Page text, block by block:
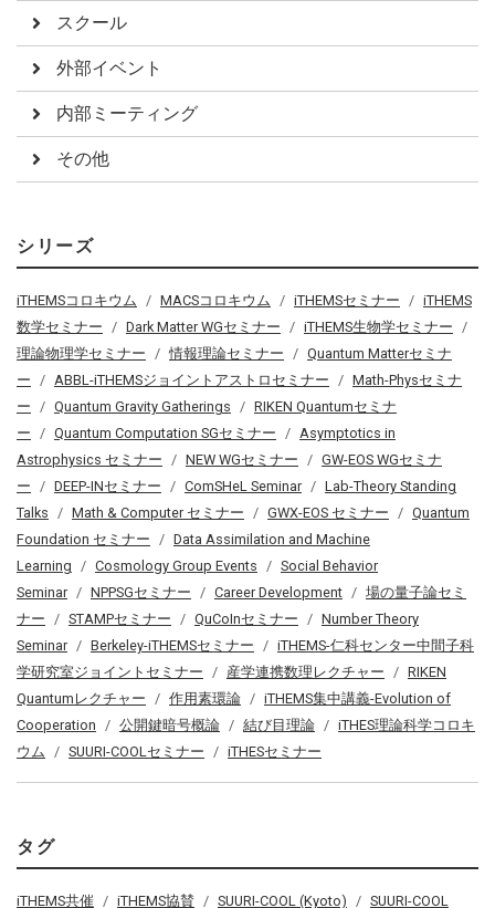
スクール
外部イベント
内部ミーティング
その他
シリーズ
iTHEMSコロキウム MACSコロキウム iTHEMSセミナー
iTHEMS
数学セミナー
Dark Matter WGセミナー
iTHEMS生物学セミナー
理論物理学セミナー
情報理論セミナー
Quantum Matterセミナ
ー
ABBL-iTHEMSジョイントアストロセミナー
Math-Physセミナ
ー
Quantum Gravity Gatherings
RIKEN Quantumセミナ
ー
Quantum Computation SGセミナー
Asymptotics in
Astrophysics セミナー
NEW WGセミナー
GW-EOS WGセミナ
ー
DEEP-INセミナー ComSHeL Seminar
Lab-Theory Standing
Talks
Math & Computer セミナー GWX-EOS セミナー
Quantum
Foundation セミナー
Data Assimilation and Machine
Learning
Cosmology Group Events
Social Behavior
Seminar
NPPSGセミナー Career Development
場の量子論セミ
ナー
STAMPセミナー QuCoInセミナー
Number Theory
Seminar
Berkeley-iTHEMSセミナー
iTHEMS-仁科センター中間子科
学研究室ジョイントセミナー
産学連携数理レクチャー
RIKEN
Quantumレクチャー
作用素環論
iTHEMS集中講義-Evolution of
Cooperation
公開鍵暗号概論 結び目理論
iTHES理論科学コロキ
ウム
SUURI-COOLセミナー iTHESセミナー
タグ
iTHEMS共催 iTHEMS協賛 SUURI-COOL (Kyoto) SUURI-COOL